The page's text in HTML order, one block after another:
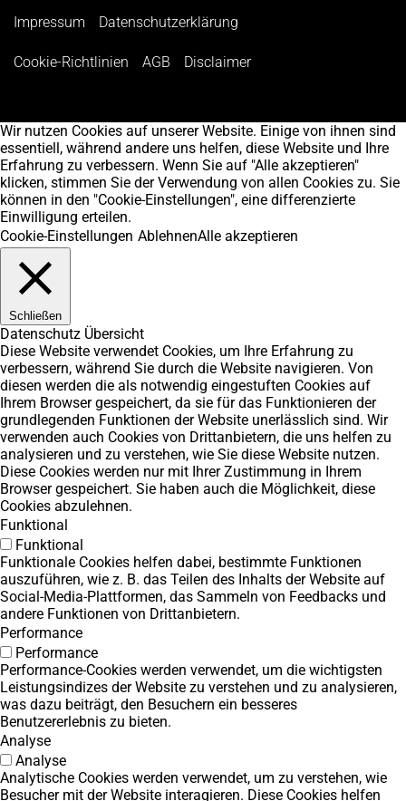
Impressum Datenschutzerklärung
Cookie-Richtlinien AGB Disclaimer
Wir nutzen Cookies auf unserer Website. Einige von ihnen sind
essentiell, während andere uns helfen, diese Website und Ihre
Erfahrung zu verbessern. Wenn Sie auf "Alle akzeptieren"
klicken, stimmen Sie der Verwendung von allen Cookies zu. Sie
können in den "Cookie-Einstellungen", eine differenzierte
Einwilligung erteilen.
Cookie-Einstellungen AblehnenAlle akzeptieren
Schließen
Datenschutz Übersicht
Diese Website verwendet Cookies, um Ihre Erfahrung zu
verbessern, während Sie durch die Website navigieren. Von
diesen werden die als notwendig eingestuften Cookies auf
Ihrem Browser gespeichert, da sie für das Funktionieren der
grundlegenden Funktionen der Website unerlässlich sind. Wir
verwenden auch Cookies von Drittanbietern, die uns helfen zu
analysieren und zu verstehen, wie Sie diese Website nutzen.
Diese Cookies werden nur mit Ihrer Zustimmung in Ihrem
Browser gespeichert. Sie haben auch die Möglichkeit, diese
Cookies abzulehnen.
Funktional
Funktional
Funktionale Cookies helfen dabei, bestimmte Funktionen
auszuführen, wie z. B. das Teilen des Inhalts der Website auf
Social-Media-Plattformen, das Sammeln von Feedbacks und
andere Funktionen von Drittanbietern.
Performance
Performance
Performance-Cookies werden verwendet, um die wichtigsten
Leistungsindizes der Website zu verstehen und zu analysieren,
was dazu beiträgt, den Besuchern ein besseres
Benutzererlebnis zu bieten.
Analyse
Analyse
Analytische Cookies werden verwendet, um zu verstehen, wie
Besucher mit der Website interagieren. Diese Cookies helfen